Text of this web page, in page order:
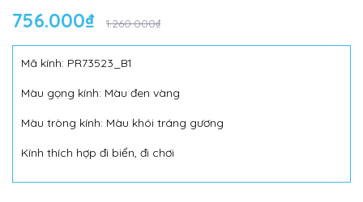
756.000₫ 1.260.000₫
Mã kính: PR73523_B1
Màu gọng kính: Màu đen vàng
Màu tròng kính: Màu khói tráng gương
Kính thích hợp đi biển, đi chơi